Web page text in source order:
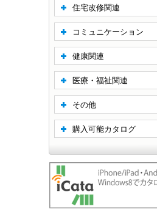
住宅改修関連
コミュニケーション
健康関連
医療・福祉関連
その他
購入可能カタログ